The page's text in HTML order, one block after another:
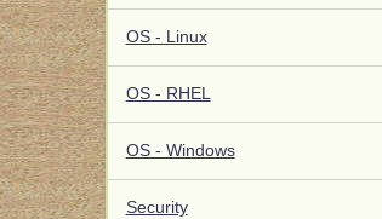
OS - Linux
OS - RHEL
OS - Windows
Security